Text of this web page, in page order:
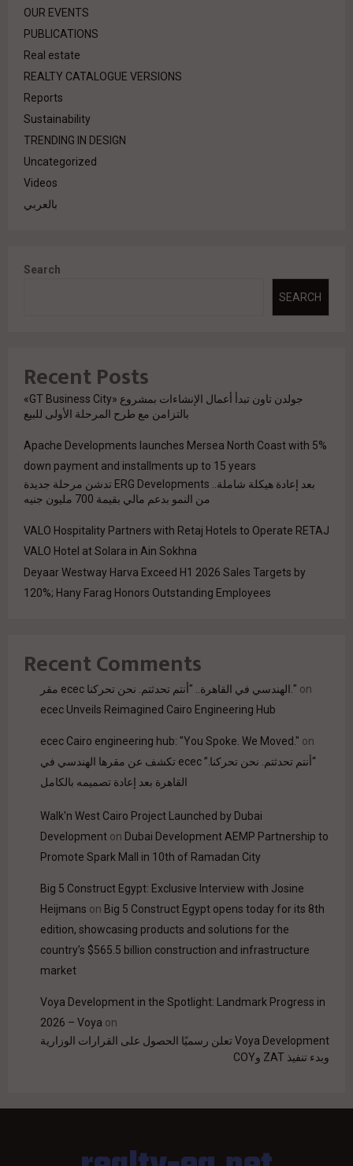
OUR EVENTS
PUBLICATIONS
Real estate
REALTY CATALOGUE VERSIONS
Reports
Sustainability
TRENDING IN DESIGN
Uncategorized
Videos
بالعربي
Search
SEARCH
Recent Posts
جولدن تاون تبدأ أعمال الإنشاءات بمشروع «GT Business City»
بالتزامن مع طرح المرحلة الأولى للبيع
Apache Developments launches Mersea North Coast with 5%
down payment and installments up to 15 years
بعد إعادة هيكلة شاملة.. ERG Developments تدشن مرحلة جديدة
من النمو بدعم مالي بقيمة 700 مليون جنيه
VALO Hospitality Partners with Retaj Hotels to Operate RETAJ
VALO Hotel at Solara in Ain Sokhna
Deyaar Westway Harva Exceed H1 2026 Sales Targets by
120%; Hany Farag Honors Outstanding Employees
Recent Comments
مقر ecec الهندسي في القاهرة.. "أنتم تحدثتم. نحن تحركنا." on
ecec Unveils Reimagined Cairo Engineering Hub
ecec Cairo engineering hub: "You Spoke. We Moved." on
“أنتم تحدثتم. نحن تحركنا.” ecec تكشف عن مقرها الهندسي في
القاهرة بعد إعادة تصميمه بالكامل
Walk'n West Cairo Project Launched by Dubai
Development on Dubai Development AEMP Partnership to
Promote Spark Mall in 10th of Ramadan City
Big 5 Construct Egypt: Exclusive Interview with Josine
Heijmans on Big 5 Construct Egypt opens today for its 8th
edition, showcasing products and solutions for the
country’s $565.5 billion construction and infrastructure
market
Voya Development in the Spotlight: Landmark Progress in
2026 – Voya on
Voya Development تعلن رسميًا الحصول على القرارات الوزارية
وبدء تنفيذ ZAT وCOY